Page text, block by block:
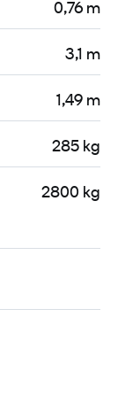
0,76 m
3,1 m
1,49 m
285 kg
2800 kg